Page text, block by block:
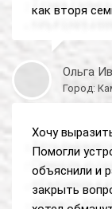
как вторя
Ольга
Город:
Хочу
Помогли
объяснили и
закрыть